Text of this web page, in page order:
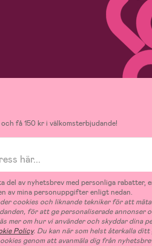
få 150 kr i välkomsterbjudande!
del av nyhetsbrev med personliga rabatter,
av mina personuppgifter enligt nedan.
cookies och liknande tekniker för att
för att ge personaliserade annonser
mer om hur vi använder och skyddar dina
Policy. Du kan när som helst återkalla
genom att avanmäla dig från